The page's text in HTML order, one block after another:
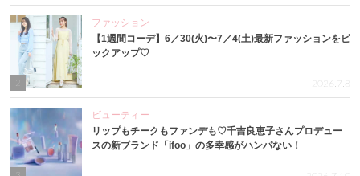
ファッション
【1週間コーデ】6／30(火)〜7／4(土)最新ファッションをピ
ックアップ♡
2026.7.8
ビューティー
リップもチークもファンデも♡千吉良恵子さんプロデュー
スの新ブランド「ifoo」の多幸感がハンパない！